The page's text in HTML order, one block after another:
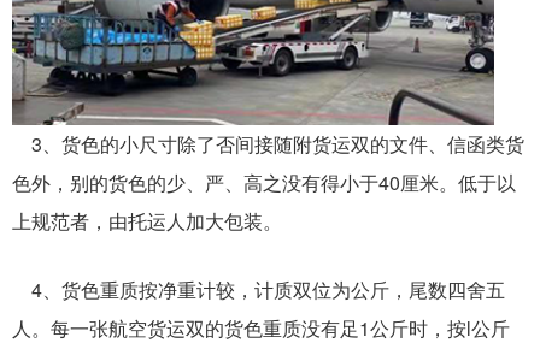
3、货色的小尺寸除了否间接随附货运双的文件、信函类货
色外，别的货色的少、严、高之没有得小于40厘米。低于以
上规范者，由托运人加大包装。
4、货色重质按净重计较，计质双位为公斤，尾数四舍五
人。每一张航空货运双的货色重质没有足1公斤时，按l公斤